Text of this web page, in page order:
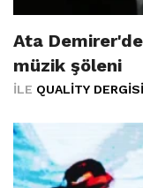
Ata
müzik şöleni
İLE QUALITY DERGISI